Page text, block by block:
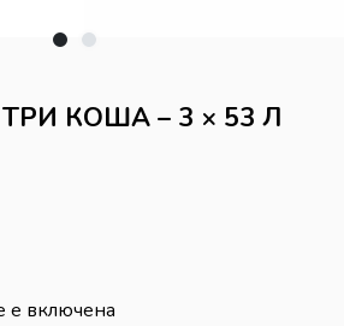
КОША – 3 × 53 Л
е включена